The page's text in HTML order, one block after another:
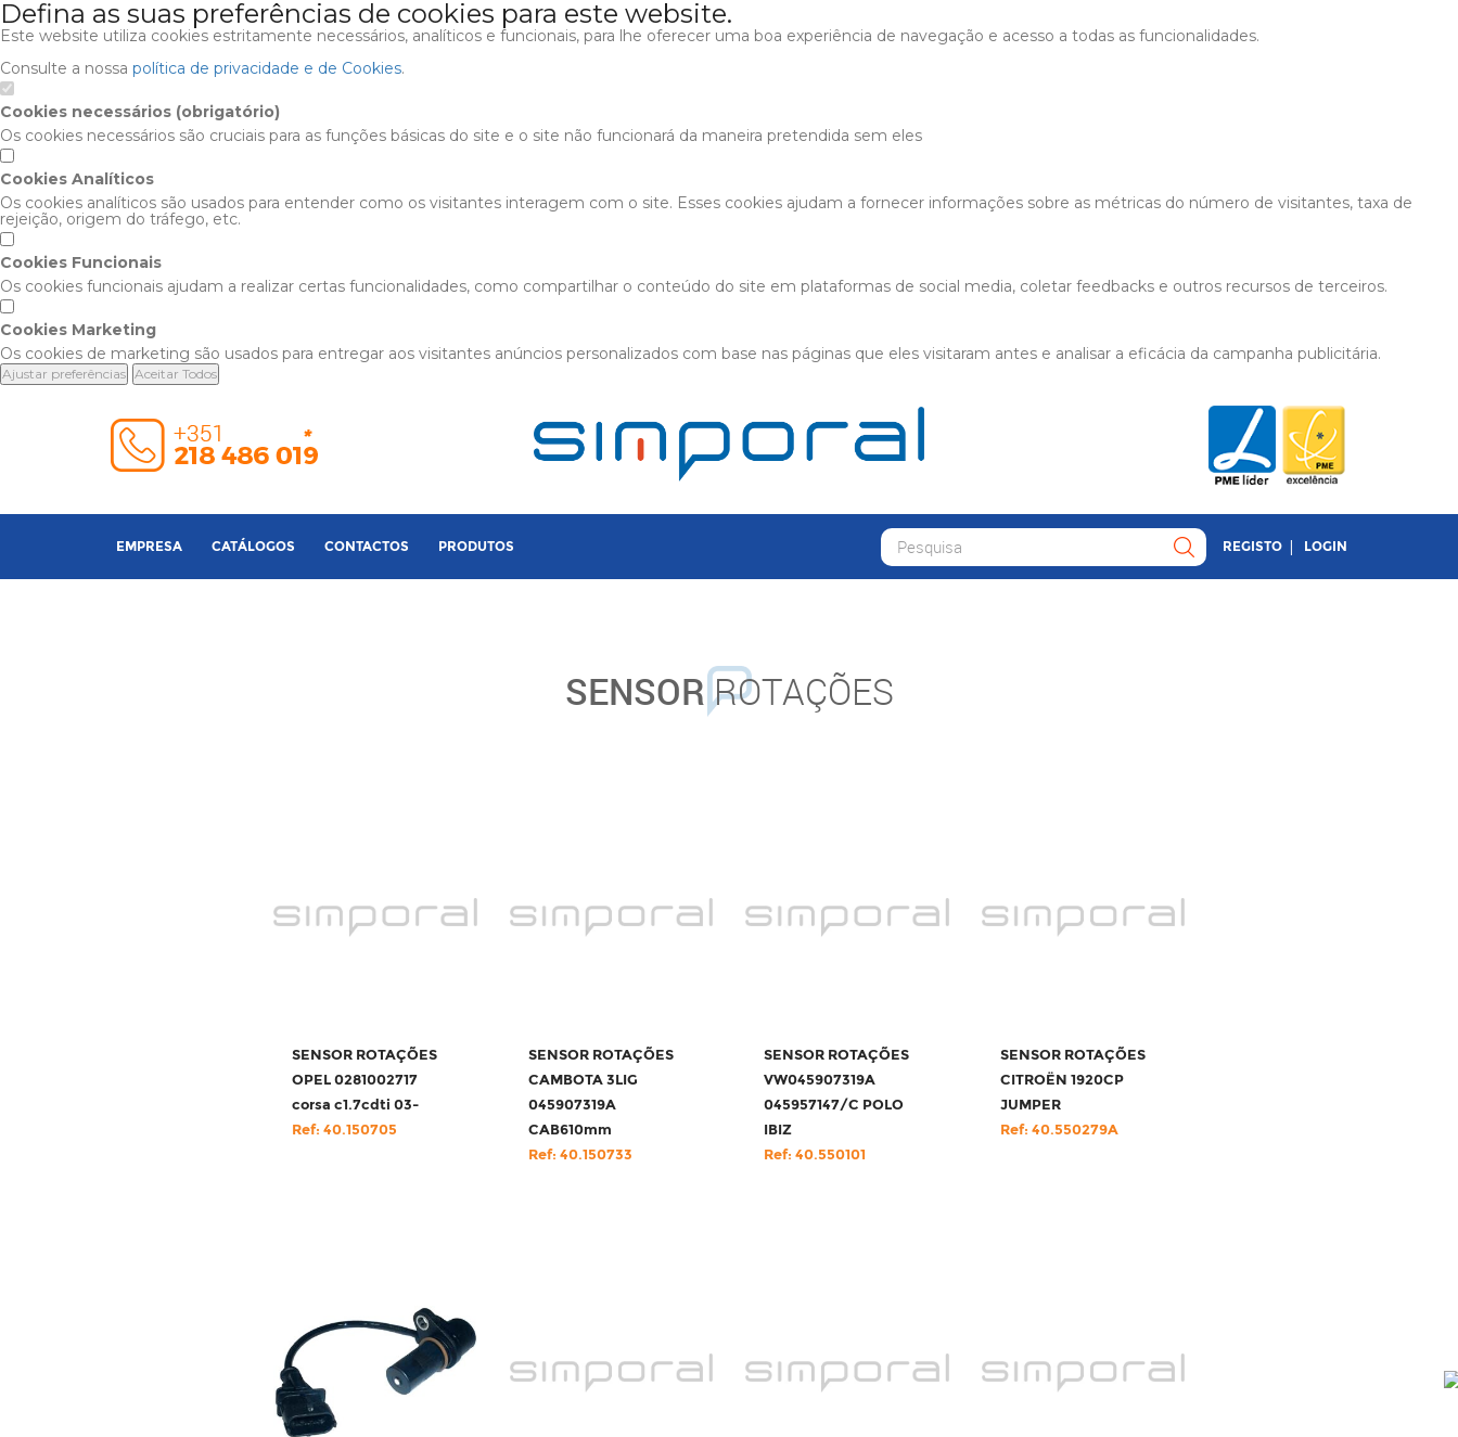
Defina as suas preferências de cookies para este website.
Este website utiliza cookies estritamente necessários, analíticos e funcionais, para lhe oferecer uma boa experiência de navegação e acesso a todas as funcionalidades.
Consulte a nossa política de privacidade e de Cookies.
Cookies necessários (obrigatório)
Os cookies necessários são cruciais para as funções básicas do site e o site não funcionará da maneira pretendida sem eles
Cookies Analíticos
Os cookies analíticos são usados para entender como os visitantes interagem com o site. Esses cookies ajudam a fornecer informações sobre as métricas do número de visitantes, taxa de
rejeição, origem do tráfego, etc.
Cookies Funcionais
Os cookies funcionais ajudam a realizar certas funcionalidades, como compartilhar o conteúdo do site em plataformas de social media, coletar feedbacks e outros recursos de terceiros.
Cookies Marketing
Os cookies de marketing são usados para entregar aos visitantes anúncios personalizados com base nas páginas que eles visitaram antes e analisar a eficácia da campanha publicitária.
Ajustar preferências Aceitar Todos
EMPRESA CATÁLOGOS CONTACTOS PRODUTOS REGISTO LOGIN
SENSORROTAÇÕES
SENSOR ROTAÇÕES
OPEL 0281002717
corsa c1.7cdti 03-
Ref: 40.150705
SENSOR ROTAÇÕES
CAMBOTA 3LIG
045907319A
CAB610mm
Ref: 40.150733
SENSOR ROTAÇÕES
VW045907319A
045957147/C POLO
IBIZ
Ref: 40.550101
SENSOR ROTAÇÕES
CITROËN 1920CP
JUMPER
Ref: 40.550279A